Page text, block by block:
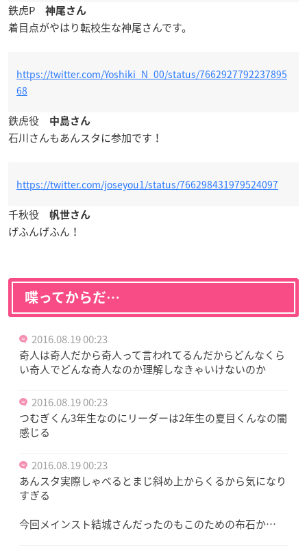
鉄虎P 神尾さん
着目点がやはり転校生な神尾さんです。
https://twitter.com/Yoshiki_N_00/status/7662927792237895
68
鉄虎役 中島さん
石川さんもあんスタに参加です！
https://twitter.com/joseyou1/status/766298431979524097
千秋役 帆世さん
げふんげふん！
喋ってからだ…
2016.08.19 00:23
奇人は奇人だから奇人って言われてるんだからどんなくら
い奇人でどんな奇人なのか理解しなきゃいけないのか
2016.08.19 00:23
つむぎくん3年生なのにリーダーは2年生の夏目くんなの闇
感じる
2016.08.19 00:23
あんスタ実際しゃべるとまじ斜め上からくるから気になり
すぎる
今回メインスト結城さんだったのもこのための布石か…